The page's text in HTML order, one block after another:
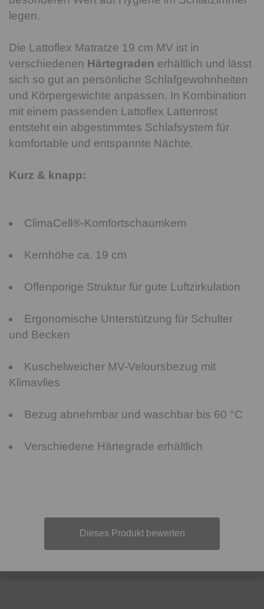
legen.
Die Lattoflex Matratze 19 cm MV ist in
verschiedenen Härtegraden erhältlich und lässt
sich so gut an persönliche Schlafgewohnheiten
und Körpergewichte anpassen. In Kombination
mit einem passenden Lattoflex Lattenrost
entsteht ein abgestimmtes Schlafsystem für
komfortable und entspannte Nächte.
Kurz & knapp:
ClimaCell®-Komfortschaumkern
Kernhöhe ca. 19 cm
Offenporige Struktur für gute Luftzirkulation
Ergonomische Unterstützung für Schulter
und Becken
Kuschelweicher MV-Veloursbezug mit
Klimavlies
Bezug abnehmbar und waschbar bis 60 °C
Verschiedene Härtegrade erhältlich
Dieses Produkt bewerten